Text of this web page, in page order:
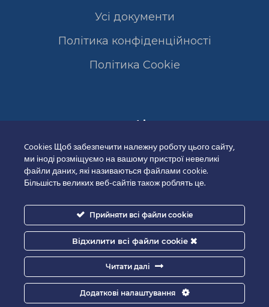
Усі документи
Політика конфіденційності
Полiтика Cookie
Сертифікати
Good-IT.com.ua for Biolights - All rights reserved.
Cookies Щоб забезпечити належну роботу цього сайту,
ми іноді розміщуємо на вашому пристрої невеликі
файли даних, які називаються файлами cookie.
Більшість великих веб-сайтів також роблять це.
Прийняти всі файли cookie
Відхилити всі файли cookie
Читати далі
Додаткові налаштування